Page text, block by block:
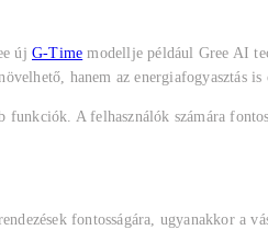
újG-Time modellje például Gree AI
hanem az energiafogyasztás
A felhasználók számára
fontosságára, ugyanakkor a